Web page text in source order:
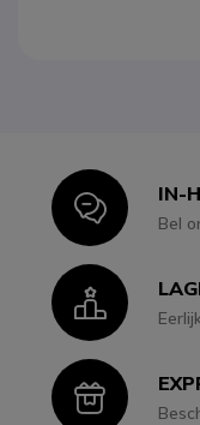
IconIN-
Bel
Icon
Icon